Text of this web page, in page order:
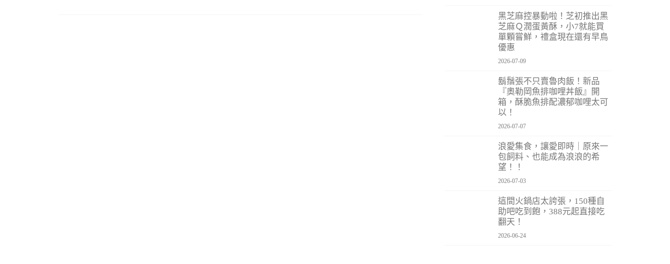
黑芝麻控暴動啦！芝初推出黑
芝麻Ｑ潤蛋黃酥，小7就能買
單顆嘗鮮，禮盒現在還有早鳥
優惠
2026-07-09
鬍鬚張不只賣魯肉飯！新品
『奧勒岡魚排咖哩丼飯』開
箱，酥脆魚排配濃郁咖哩太可
以！
2026-07-07
浪愛集食，讓愛即時｜原來一
包飼料、也能成為浪浪的希
望！！
2026-07-03
這間火鍋店太誇張，150種自
助吧吃到飽，388元起直接吃
翻天！
2026-06-24